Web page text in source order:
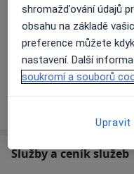
Typ návštěv
OsobněZobrazit
Videokonzultace
Služby a ceník služeb
shromažďování údajů
obsahu na základě
preference můžete
nastavení. Další
soukromí a souborů